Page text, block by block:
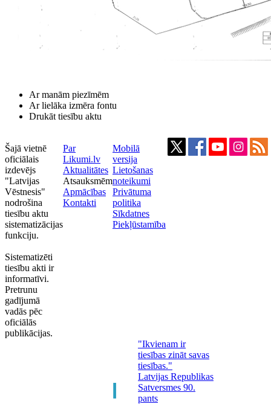
Ar manām piezīmēm
Ar lielāka izmēra fontu
Drukāt tiesību aktu
Šajā vietnē
oficiālais
izdevējs
"Latvijas
Vēstnesis"
nodrošina
tiesību aktu
sistematizācijas
funkciju.
Sistematizēti
tiesību akti ir
informatīvi.
Pretrunu
gadījumā
vadās pēc
oficiālās
publikācijas.
Par
Likumi.lv
Aktualitātes
Atsauksmēm
Apmācības
Kontakti
Mobilā
versija
Lietošanas
noteikumi
Privātuma
politika
Sīkdatnes
Piekļūstamība
"Ikvienam ir
tiesības zināt savas
tiesības."
Latvijas Republikas
Satversmes 90.
pants